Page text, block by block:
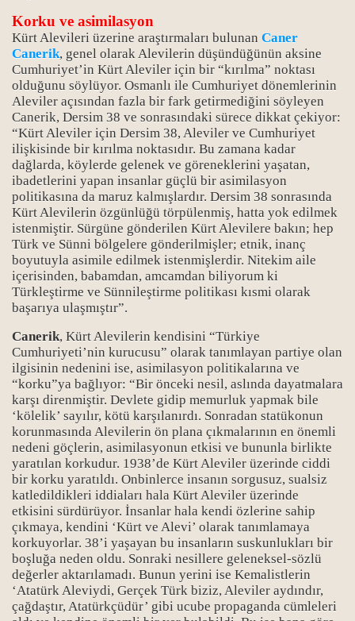
Korku ve asimilasyon
Kürt Alevileri üzerine araştırmaları bulunan Caner
Canerik, genel olarak Alevilerin düşündüğünün aksine
Cumhuriyet’in Kürt Aleviler için bir “kırılma” noktası
olduğunu söylüyor. Osmanlı ile Cumhuriyet dönemlerinin
Aleviler açısından fazla bir fark getirmediğini söyleyen
Canerik, Dersim 38 ve sonrasındaki sürece dikkat çekiyor:
“Kürt Aleviler için Dersim 38, Aleviler ve Cumhuriyet
ilişkisinde bir kırılma noktasıdır. Bu zamana kadar
dağlarda, köylerde gelenek ve göreneklerini yaşatan,
ibadetlerini yapan insanlar güçlü bir asimilasyon
politikasına da maruz kalmışlardır. Dersim 38 sonrasında
Kürt Alevilerin özgünlüğü törpülenmiş, hatta yok edilmek
istenmiştir. Sürgüne gönderilen Kürt Alevilere bakın; hep
Türk ve Sünni bölgelere gönderilmişler; etnik, inanç
boyutuyla asimile edilmek istenmişlerdir. Nitekim aile
içerisinden, babamdan, amcamdan biliyorum ki
Türkleştirme ve Sünnileştirme politikası kısmi olarak
başarıya ulaşmıştır”.
Canerik, Kürt Alevilerin kendisini “Türkiye
Cumhuriyeti’nin kurucusu” olarak tanımlayan partiye olan
ilgisinin nedenini ise, asimilasyon politikalarına ve
“korku”ya bağlıyor: “Bir önceki nesil, aslında dayatmalara
karşı direnmiştir. Devlete gidip memurluk yapmak bile
‘kölelik’ sayılır, kötü karşılanırdı. Sonradan statükonun
korunmasında Alevilerin ön plana çıkmalarının en önemli
nedeni göçlerin, asimilasyonun etkisi ve bununla birlikte
yaratılan korkudur. 1938’de Kürt Aleviler üzerinde ciddi
bir korku yaratıldı. Onbinlerce insanın sorgusuz, sualsiz
katledildikleri iddiaları hala Kürt Aleviler üzerinde
etkisini sürdürüyor. İnsanlar hala kendi özlerine sahip
çıkmaya, kendini ‘Kürt ve Alevi’ olarak tanımlamaya
korkuyorlar. 38’i yaşayan bu insanların suskunlukları bir
boşluğa neden oldu. Sonraki nesillere geleneksel-sözlü
değerler aktarılamadı. Bunun yerini ise Kemalistlerin
‘Atatürk Aleviydi, Gerçek Türk biziz, Aleviler aydındır,
çağdaştır, Atatürkçüdür’ gibi ucube propaganda cümleleri